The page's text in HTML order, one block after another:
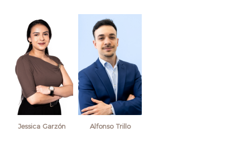
Jessica Garzón Alfonso Trillo